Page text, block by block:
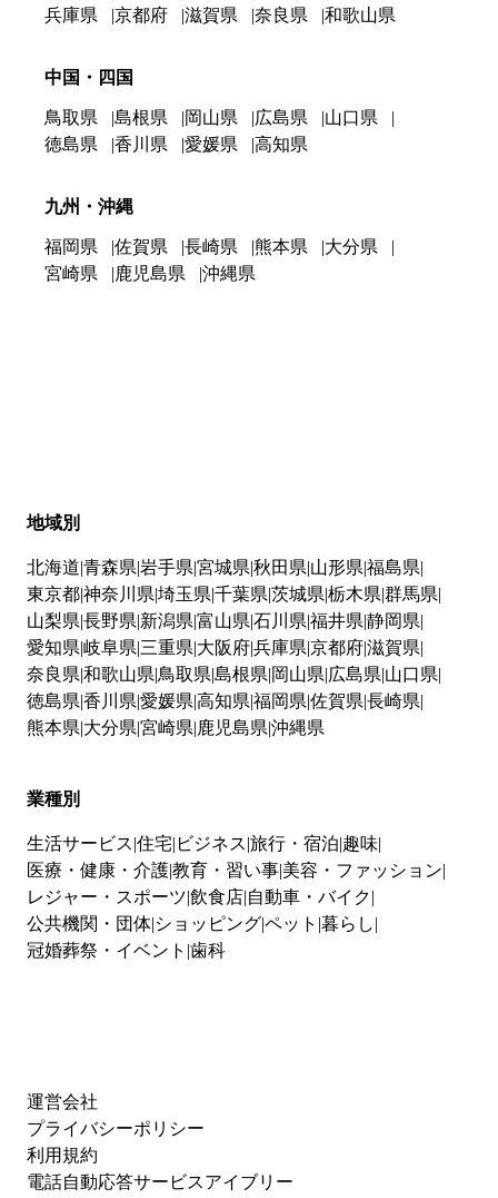
兵庫県
京都府 滋賀県 奈良県 和歌山県
中国・四国
鳥取県 島根県 岡山県 広島県
山口県
徳島県
香川県 愛媛県 高知県
九州・沖縄
福岡県 佐賀県 長崎県 熊本県
大分県
宮崎県
鹿児島県 沖縄県
地域別
北海道 青森県 岩手県 宮城県 秋田県 山形県 福島県
東京都神奈川県 埼玉県 千葉県 茨城県 栃木県 群馬県
山梨県 長野県 新潟県 富山県 石川県 福井県 静岡県
愛知県 岐阜県 三重県 大阪府兵庫県 京都府滋賀県
奈良県 和歌山県 鳥取県 島根県 岡山県 広島県 山口県
徳島県 香川県 愛媛県 高知県 福岡県 佐賀県 長崎県
熊本県 大分県 宮崎県 鹿児島県 沖縄県
業種別
生活サービス 住宅 ビジネス 旅行・宿泊 趣味
医療・健康・介護教育・習い事 美容・ファッション
レジャー・スポーツ 飲食店 自動車・バイク
公共機関・団体 ショッピングペット 暮らし
冠婚葬祭・イベント 歯科
運営会社
プライバシーポリシー
利用規約
電話自動応答サービスアイブリー